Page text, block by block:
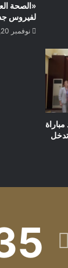
«الصحة
لفيروس
نوفمبر 20, 2024